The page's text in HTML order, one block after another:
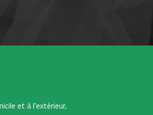
et à l'extérieur,